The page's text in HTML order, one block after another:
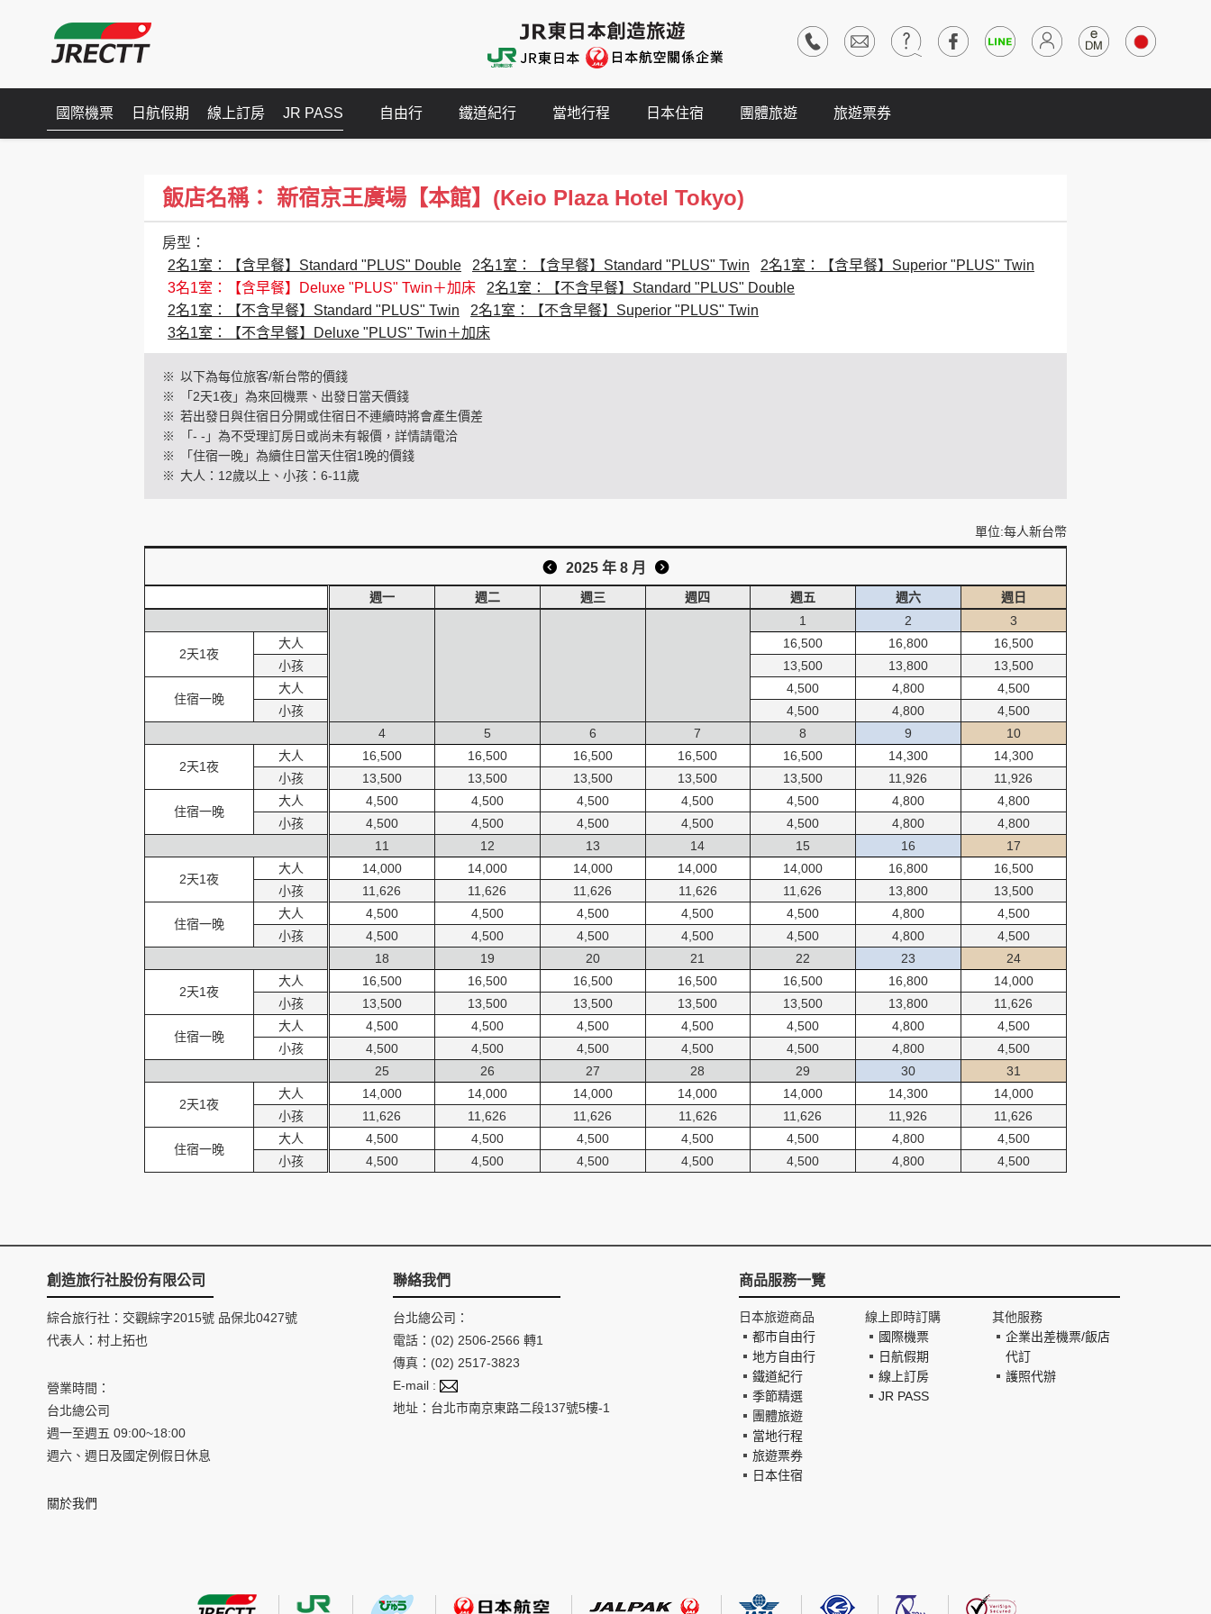
國際機票 日航假期 線上訂房 JR PASS 自由行 鐵道紀行 當地行程 日本住宿 團體旅遊 旅遊票券
飯店名稱： 新宿京王廣場【本館】(Keio Plaza Hotel Tokyo)
房型：
2名1室：【含早餐】Standard "PLUS" Double
2名1室：【含早餐】Standard "PLUS" Twin
2名1室：【含早餐】Superior "PLUS" Twin
3名1室：【含早餐】Deluxe "PLUS" Twin＋加床
2名1室：【不含早餐】Standard "PLUS" Double
2名1室：【不含早餐】Standard "PLUS" Twin
2名1室：【不含早餐】Superior "PLUS" Twin
3名1室：【不含早餐】Deluxe "PLUS" Twin＋加床
※ 以下為每位旅客/新台幣的價錢
※
「2天1夜」為來回機票、出發日當天價錢
※ 若出發日與住宿日分開或住宿日不連續時將會產生價差
※
「- -」為不受理訂房日或尚未有報價，詳情請電洽
※
「住宿一晚」為續住日當天住宿1晚的價錢
※ 大人：12歲以上、小孩：6-11歲
單位:每人新台幣
2025 年 8 月
2天1夜
大人
小孩
住宿一晚
大人
小孩
2天1夜
大人
小孩
住宿一晚
大人
小孩
2天1夜
大人
小孩
住宿一晚
大人
小孩
2天1夜
大人
小孩
住宿一晚
大人
小孩
2天1夜
大人
小孩
住宿一晚
大人
小孩
週一 週二 週三 週四 週五 週六
週日
1
16,500
13,500
4,500
4,500
2
16,800
13,800
4,800
4,800
3
16,500
13,500
4,500
4,500
4
16,500
13,500
4,500
4,500
5
16,500
13,500
4,500
4,500
6
16,500
13,500
4,500
4,500
7
16,500
13,500
4,500
4,500
8
16,500
13,500
4,500
4,500
9
14,300
11,926
4,800
4,800
10
14,300
11,926
4,800
4,800
11
14,000
11,626
4,500
4,500
12
14,000
11,626
4,500
4,500
13
14,000
11,626
4,500
4,500
14
14,000
11,626
4,500
4,500
15
14,000
11,626
4,500
4,500
16
16,800
13,800
4,800
4,800
17
16,500
13,500
4,500
4,500
18
16,500
13,500
4,500
4,500
19
16,500
13,500
4,500
4,500
20
16,500
13,500
4,500
4,500
21
16,500
13,500
4,500
4,500
22
16,500
13,500
4,500
4,500
23
16,800
13,800
4,800
4,800
24
14,000
11,626
4,500
4,500
25
14,000
11,626
4,500
4,500
26
14,000
11,626
4,500
4,500
27
14,000
11,626
4,500
4,500
28
14,000
11,626
4,500
4,500
29
14,000
11,626
4,500
4,500
30
14,300
11,926
4,800
4,800
31
14,000
11,626
4,500
4,500
創造旅行社股份有限公司
綜合旅行社：交觀綜字2015號 品保北0427號
代表人：村上拓也
營業時間：
台北總公司
週一至週五 09:00~18:00
週六、週日及國定例假日休息
關於我們
聯絡我們
台北總公司：
電話：(02) 2506-2566 轉1
傳真：(02) 2517-3823
E-mail :
地址：台北市南京東路二段137號5樓-1
商品服務一覽
日本旅遊商品
都市自由行
地方自由行
鐵道紀行
季節精選
團體旅遊
當地行程
旅遊票券
日本住宿
線上即時訂購
國際機票
日航假期
線上訂房
JR PASS
其他服務
企業出差機票/飯店
代訂
護照代辦